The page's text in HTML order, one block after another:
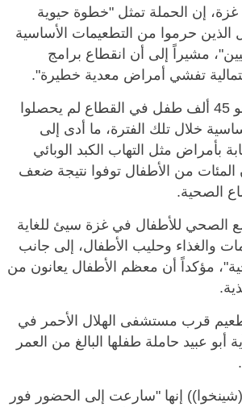
غزة، إن الحملة تمثل "خطوة حيوية
الذين حرموا من التطعيمات الأساسية
مشيراً إلى أن انقطاع برامج
تفشي أمراض معدية خطيرة".
وأوضح القرم أن نحو 45 ألف طفل في القطاع لم يحصلوا
خلال تلك الفترة، ما أدى إلى
بأمراض مثل التهاب الكبد الوبائي
المئات من الأطفال توفوا نتيجة ضعف
الصحية.
الصحي للأطفال في غزة سيئ للغاية
والغذاء وحليب الأطفال، إلى جانب
مؤكداً أن معظم الأطفال يعانون من
قرب مستشفى الهلال الأحمر في
أبو عبيد حاملة طفلها البالغ من العمر
((شينخوا)) إنها "سارعت إلى الحضور فور